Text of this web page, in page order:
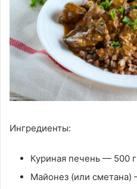
Ингредиенты:
Куриная печень — 500 г
Майонез (или сметана)